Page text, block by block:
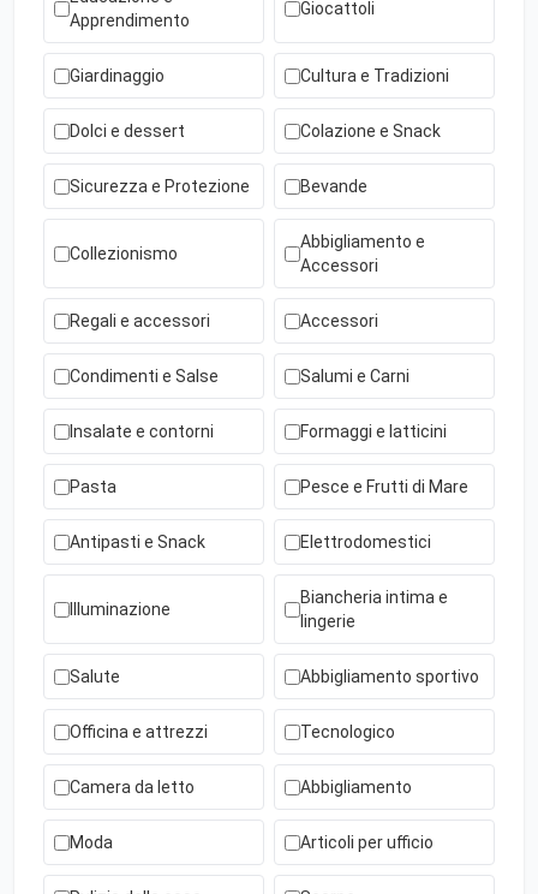
Apprendimento
Giocattoli
Giardinaggio Cultura e Tradizioni
Dolci e dessert Colazione e Snack
Sicurezza e Protezione Bevande
Collezionismo
Abbigliamento e
Accessori
Regali e accessori Accessori
Condimenti e Salse Salumi e Carni
Insalate e contorni Formaggi e latticini
Pasta Pesce e Frutti di Mare
Antipasti e Snack Elettrodomestici
Illuminazione
Biancheria intima e
lingerie
Salute Abbigliamento sportivo
Officina e attrezzi Tecnologico
Camera da letto Abbigliamento
Moda Articoli per ufficio